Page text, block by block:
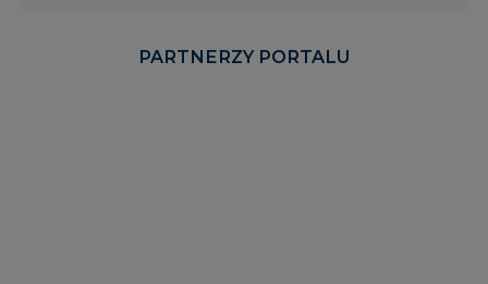
PARTNERZY PORTALU